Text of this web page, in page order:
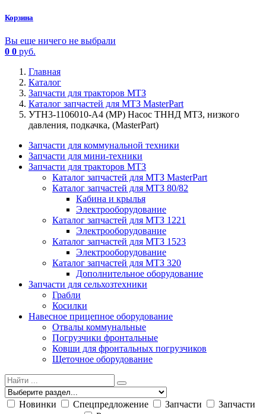
Корзина
Вы еще ничего не выбрали
0 0 руб.
Главная
Каталог
Запчасти для тракторов МТЗ
Каталог запчастей для МТЗ MasterPart
УТН3-1106010-А4 (МР) Насос ТННД МТЗ, низкого
давления, подкачка, (МasterPart)
Запчасти для коммунальной техники
Запчасти для мини-техники
Запчасти для тракторов МТЗ
Каталог запчастей для МТЗ MasterPart
Каталог запчастей для МТЗ 80/82
Кабина и крылья
Электрооборудование
Каталог запчастей для МТЗ 1221
Электрооборудование
Каталог запчастей для МТЗ 1523
Электрооборудование
Каталог запчастей для МТЗ 320
Дополнительное оборудование
Запчасти для сельхозтехники
Грабли
Косилки
Навесное прицепное оборудование
Отвалы коммунальные
Погрузчики фронтальные
Ковши для фронтальных погрузчиков
Щеточное оборудование
Новинки Спецпредложение Запчасти
Запчасти